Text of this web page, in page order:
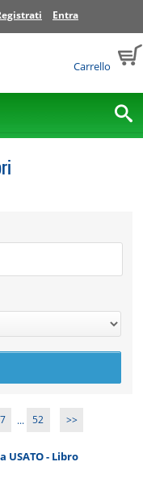
Entra
Carrello
7 ... 52 >>
USATO - Libro